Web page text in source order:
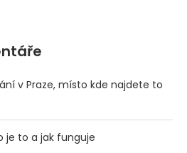
v Praze, místo kde najdete to
je to a jak funguje